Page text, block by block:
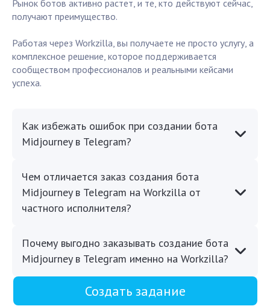
Рынок ботов активно растет, и те, кто действуют сейчас,
получают преимущество.
Работая через Workzilla, вы получаете не просто услугу, а
комплексное решение, которое поддерживается
сообществом профессионалов и реальными кейсами
успеха.
Как избежать ошибок при создании бота
Midjourney в Telegram?
Чем отличается заказ создания бота
Midjourney в Telegram на Workzilla от
частного исполнителя?
Почему выгодно заказывать создание бота
Midjourney в Telegram именно на Workzilla?
Создать задание